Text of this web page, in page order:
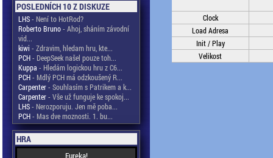
POSLEDNÍCH 10 Z DISKUZE
LHS- Není to HotRod?
Roberto Bruno- Ahoj, sháním závodní
vid...
kiwi - Zdravim, hledam hru, kte...
PCH- DeepSeek našel pouze toh...
Kuppa - Hledám logickou hru z C6...
PCH- Mdlý PCH má odzkoušený R...
Carpenter- Souhlasím s Patrikem a k...
Carpenter- Vše už funguje ke spokoj...
LHS- Nerozporuju. Jen mě poba...
PCH- Mas dve moznosti. 1. bu...
HRA
Eureka!
Clock
Load Adresa
Init / Play
Velikost